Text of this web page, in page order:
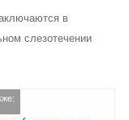
в
слезотечении